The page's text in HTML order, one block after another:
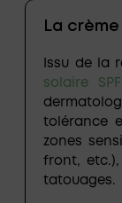
La
Issu de la
solaire
tolérance
zones
front,
tatouages.